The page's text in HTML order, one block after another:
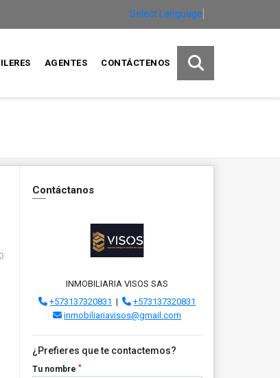
Select Language
AGENTES CONTÁCTENOS
Contáctanos
INMOBILIARIA VISOS SAS
+573137320831 |
+573137320831
inmobiliariavisos@gmail.com
¿Prefieres que te contactemos?
Tu nombre *